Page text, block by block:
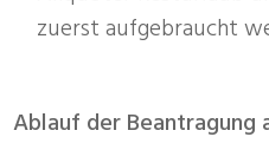
zuerst aufgebraucht
Ablauf der